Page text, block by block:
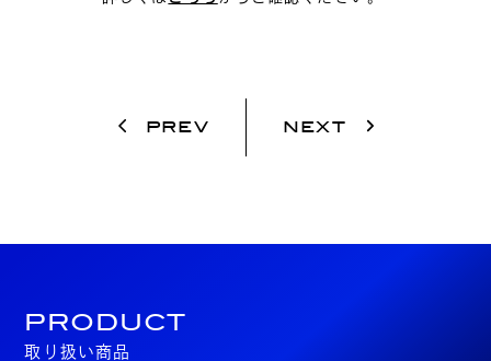
PREV NEXT
PRODUCT
取り扱い商品